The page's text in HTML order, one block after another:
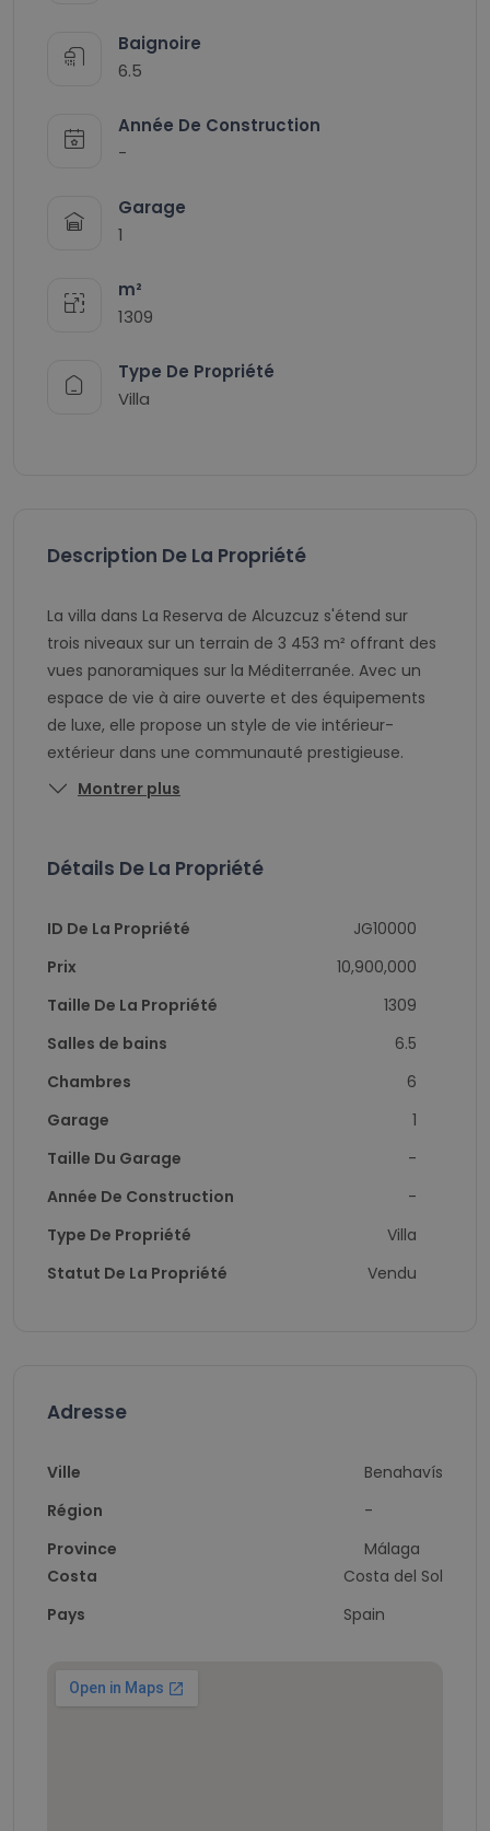
Baignoire
6.5
Année De Construction
-
Garage
1
m²
1309
Type De Propriété
Villa
Description De La Propriété
La villa dans La Reserva de Alcuzcuz s'étend sur
trois niveaux sur un terrain de 3 453 m² offrant des
vues panoramiques sur la Méditerranée. Avec un
espace de vie à aire ouverte et des équipements
de luxe, elle propose un style de vie intérieur-
extérieur dans une communauté prestigieuse.
Montrer plus
Détails De La Propriété
ID De La Propriété
JG10000
Prix
10,900,000
Taille De La Propriété
1309
Salles de bains
6.5
Chambres
6
Garage
1
Taille Du Garage
-
Année De Construction
-
Type De Propriété
Villa
Statut De La Propriété
Vendu
Adresse
Ville
Région
Province
Benahavís
-
Málaga
Costa
Pays
Costa del Sol
Spain